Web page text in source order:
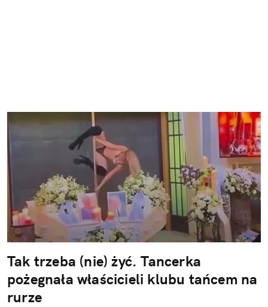
Tak trzeba (nie) żyć. Tancerka
pożegnała właścicieli klubu tańcem na
rurze